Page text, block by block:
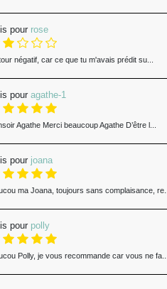
pour rose
négatif, car ce que tu m'avais prédit su...
pour agathe-1
Agathe Merci beaucoup Agathe D’être l...
pour joana
ma Joana, toujours sans complaisance, re...
pour polly
Polly, je vous recommande car vous ne fa...